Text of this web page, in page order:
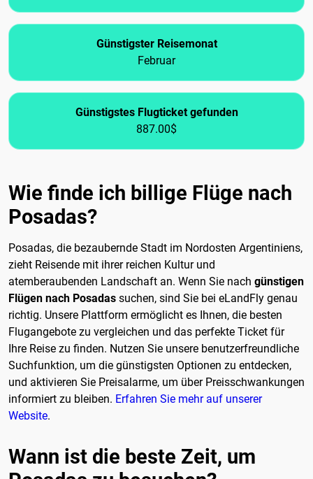
Günstigster Reisemonat
Februar
Günstigstes Flugticket gefunden
887.00$
Wie finde ich billige Flüge nach
Posadas?
Posadas, die bezaubernde Stadt im Nordosten Argentiniens,
zieht Reisende mit ihrer reichen Kultur und
atemberaubenden Landschaft an. Wenn Sie nach günstigen
Flügen nach Posadas suchen, sind Sie bei eLandFly genau
richtig. Unsere Plattform ermöglicht es Ihnen, die besten
Flugangebote zu vergleichen und das perfekte Ticket für
Ihre Reise zu finden. Nutzen Sie unsere benutzerfreundliche
Suchfunktion, um die günstigsten Optionen zu entdecken,
und aktivieren Sie Preisalarme, um über Preisschwankungen
informiert zu bleiben. Erfahren Sie mehr auf unserer
Website.
Wann ist die beste Zeit, um